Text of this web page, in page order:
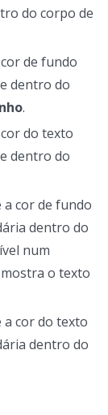
do corpo de
de fundo
dentro do
.
do texto
dentro do
a cor de fundo
dentro do
num
o texto
a cor do texto
dentro do